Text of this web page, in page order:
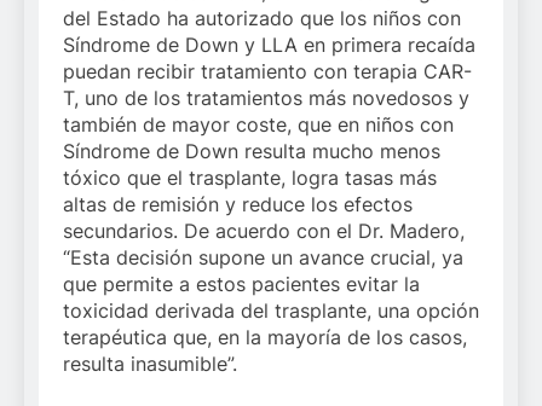
del Estado ha autorizado que los niños con
Síndrome de Down y LLA en primera recaída
puedan recibir tratamiento con terapia CAR-
T, uno de los tratamientos más novedosos y
también de mayor coste, que en niños con
Síndrome de Down resulta mucho menos
tóxico que el trasplante, logra tasas más
altas de remisión y reduce los efectos
secundarios. De acuerdo con el Dr. Madero,
“Esta decisión supone un avance crucial, ya
que permite a estos pacientes evitar la
toxicidad derivada del trasplante, una opción
terapéutica que, en la mayoría de los casos,
resulta inasumible”.